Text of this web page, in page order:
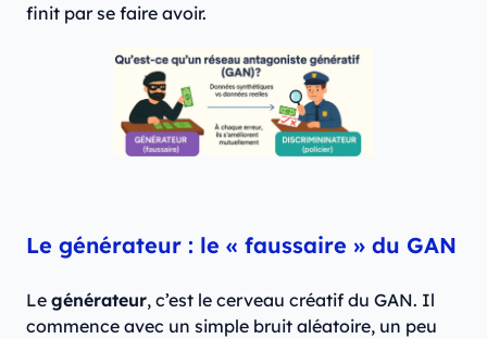
finit par se faire avoir.
Le générateur : le « faussaire » du GAN
Le générateur, c’est le cerveau créatif du GAN. Il
commence avec un simple bruit aléatoire, un peu